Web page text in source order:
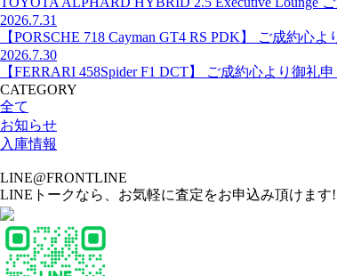
2026.7.31
【PORSCHE 718 Cayman GT4 RS PDK】 ご成約心よ
2026.7.30
【FERRARI 458Spider F1 DCT】 ご成約心より御礼申
CATEGORY
全て
お知らせ
入庫情報
LINE@FRONTLINE
LINEトークなら、お気軽に査定をお申込み頂けま